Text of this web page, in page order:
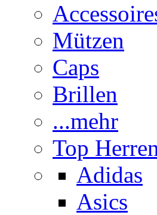
Mützen
Caps
Brillen
...mehr
Top
Adidas
Asics